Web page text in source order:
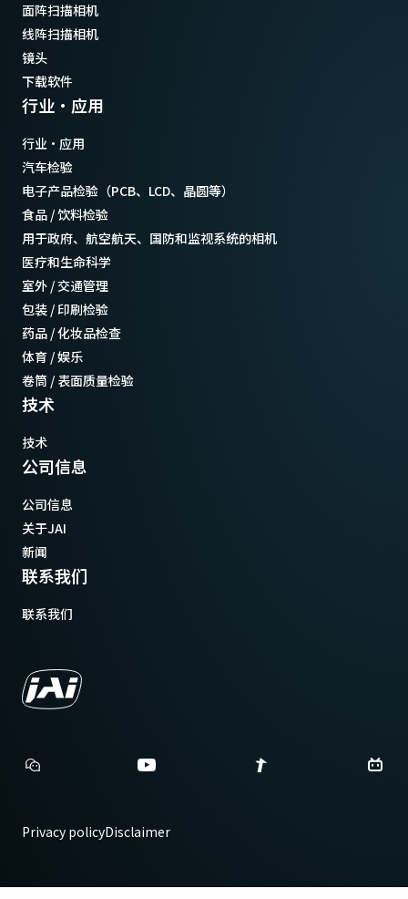
面阵扫描相机
线阵扫描相机
镜头
下载软件
行业·应用
行业·应用
汽车检验
电子产品检验（PCB、LCD、晶圆等）
食品 / 饮料检验
用于政府、航空航天、国防和监视系统的相机
医疗和生命科学
室外 / 交通管理
包装 / 印刷检验
药品 / 化妆品检查
体育 / 娱乐
卷筒 / 表面质量检验
技术
技术
公司信息
公司信息
关于JAI
新闻
联系我们
联系我们
Privacy policyDisclaimer